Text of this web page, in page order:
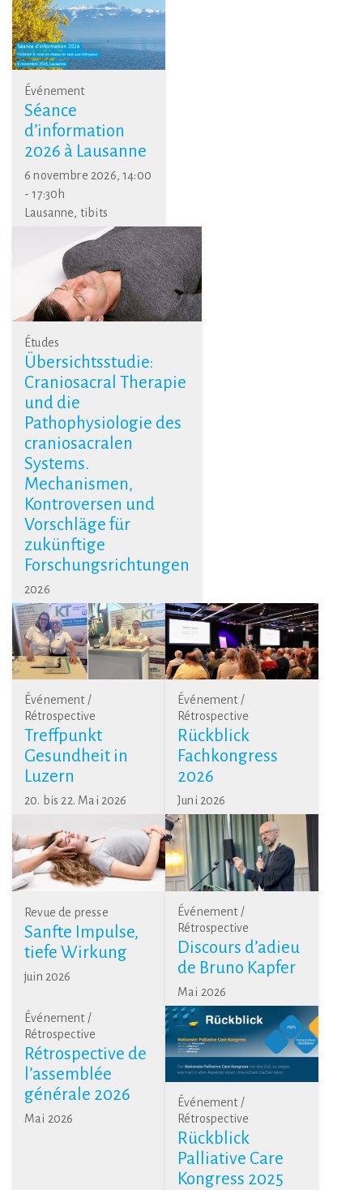
Événement
Séance
d’information
2026 à Lausanne
6 novembre 2026, 14:00
- 17:30h
Lausanne, tibits
Études
Übersichtsstudie:
Craniosacral Therapie
und die
Pathophysiologie des
craniosacralen
Systems.
Mechanismen,
Kontroversen und
Vorschläge für
zukünftige
Forschungsrichtungen
2026
Événement /
Rétrospective
Treffpunkt
Gesundheit in
Luzern
20. bis 22. Mai 2026
Événement /
Rétrospective
Rückblick
Fachkongress
2026
Juni 2026
Revue de presse
Sanfte Impulse,
tiefe Wirkung
juin 2026
Événement /
Rétrospective
Discours d’adieu
de Bruno Kapfer
Mai 2026
Événement /
Rétrospective
Rétrospective de
l’assemblée
générale 2026
Mai 2026
Événement /
Rétrospective
Rückblick
Palliative Care
Kongress 2025